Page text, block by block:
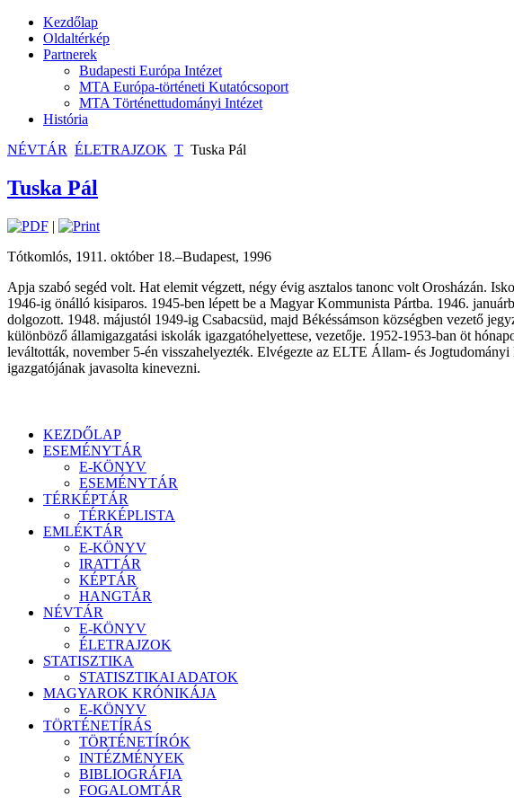
Kezdőlap
Oldaltérkép
Partnerek
Budapesti Európa Intézet
MTA Európa-történeti Kutatócsoport
MTA Történettudományi Intézet
História
NÉVTÁR ÉLETRAJZOK T Tuska Pál
Tuska Pál
|
Tótkomlós, 1911. október 18.–Budapest, 1996
Apja szabó segéd volt. Hat elemit végzett, négy évig asztalos tanonc volt Orosházán.
1946-ig önálló kisiparos. 1945-ben lépett be a Magyar Kommunista Pártba. 1946.
dolgozott. 1948. májustól 1949-ig Csabacsüd, majd Békéssámson községben vezető
különböző államigazgatási iskolák igazgatóhelyettese, vezetője. 1952-1953-ban öt
leváltották, november 5-én visszahelyezték. Elvégezte az ELTE Állam- és
igazgatójának javasolta kinevezni.
KEZDŐLAP
ESEMÉNYTÁR
E-KÖNYV
ESEMÉNYTÁR
TÉRKÉPTÁR
TÉRKÉPLISTA
EMLÉKTÁR
E-KÖNYV
IRATTÁR
KÉPTÁR
HANGTÁR
NÉVTÁR
E-KÖNYV
ÉLETRAJZOK
STATISZTIKA
STATISZTIKAI ADATOK
MAGYAROK KRÓNIKÁJA
E-KÖNYV
TÖRTÉNETÍRÁS
TÖRTÉNETÍRÓK
INTÉZMÉNYEK
BIBLIOGRÁFIA
FOGALOMTÁR